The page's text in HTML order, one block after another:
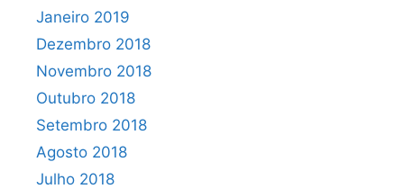
Janeiro 2019
Dezembro 2018
Novembro 2018
Outubro 2018
Setembro 2018
Agosto 2018
Julho 2018